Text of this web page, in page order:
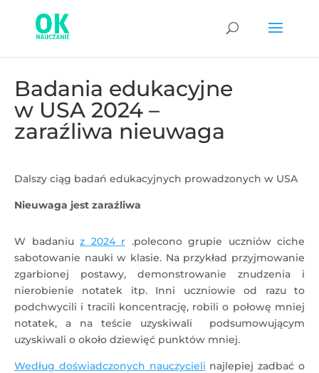
Badania edukacyjne
w USA 2024 –
zaraźliwa nieuwaga
Dalszy ciąg badań edukacyjnych prowadzonych w USA
Nieuwaga jest zaraźliwa
W badaniu z 2024 r .polecono grupie uczniów ciche
sabotowanie nauki w klasie. Na przykład przyjmowanie
zgarbionej postawy, demonstrowanie znudzenia i
nierobienie notatek itp. Inni uczniowie od razu to
podchwycili i tracili koncentrację, robili o połowę mniej
notatek, a na teście uzyskiwali podsumowującym
uzyskiwali o około dziewięć punktów mniej.
Według doświadczonych nauczycieli najlepiej zadbać o